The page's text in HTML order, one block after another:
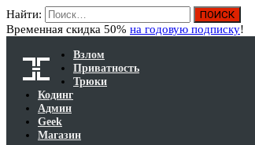
Найти:
Временная скидка 50% на годовую подписку!
Взлом
Приватность
Трюки
Кодинг
Админ
Geek
Магазин